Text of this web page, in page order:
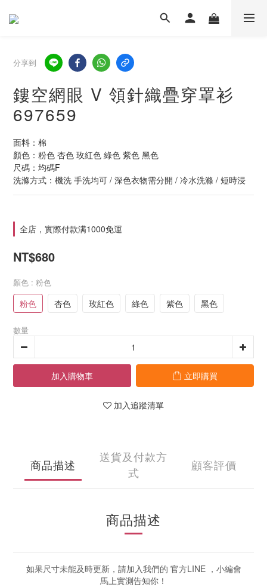
分享到
鏤空網眼 V 領針織疊穿罩衫
697659
面料：棉
顏色：粉色 杏色 玫紅色 綠色 紫色 黑色
尺碼：均碼F
洗滌方式：機洗 手洗均可 / 深色衣物需分開 / 冷水洗滌 / 短時浸
全店，實際付款满1000免運
NT$680
顏色 : 粉色
粉色 杏色 玫紅色 綠色 紫色 黑色
數量
加入購物車 立即購買
加入追蹤清單
商品描述
送貨及付款方
式
顧客評價
商品描述
如果尺寸未能及時更新，請加入我們的 官方LINE ，小編會
馬上實測告知你！